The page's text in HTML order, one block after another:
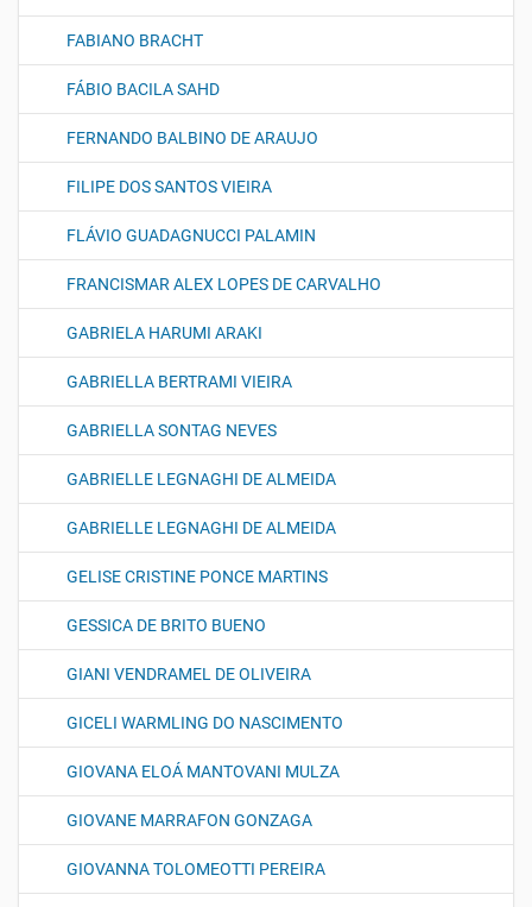
FABIANO BRACHT
FÁBIO BACILA SAHD
FERNANDO BALBINO DE ARAUJO
FILIPE DOS SANTOS VIEIRA
FLÁVIO GUADAGNUCCI PALAMIN
FRANCISMAR ALEX LOPES DE CARVALHO
GABRIELA HARUMI ARAKI
GABRIELLA BERTRAMI VIEIRA
GABRIELLA SONTAG NEVES
GABRIELLE LEGNAGHI DE ALMEIDA
GABRIELLE LEGNAGHI DE ALMEIDA
GELISE CRISTINE PONCE MARTINS
GESSICA DE BRITO BUENO
GIANI VENDRAMEL DE OLIVEIRA
GICELI WARMLING DO NASCIMENTO
GIOVANA ELOÁ MANTOVANI MULZA
GIOVANE MARRAFON GONZAGA
GIOVANNA TOLOMEOTTI PEREIRA